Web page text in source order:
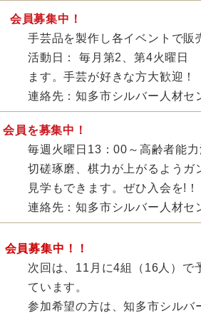
会員募集中！
手芸品を製作し各イベントで販
活動日： 毎月第2、第4火曜日
ます。手芸が好きな方大歓迎
連絡先：知多市シルバー人材セ
員を募集中！
毎週火曜日13：00～高齢者能
切磋琢磨、棋力が上がるようガ
見学もできます。ぜひ入会を!！
連絡先：知多市シルバー人材セ
会員募集中！！
次回は、11月に4組（16人）で
ています。
参加希望の方は、知多市シルバ